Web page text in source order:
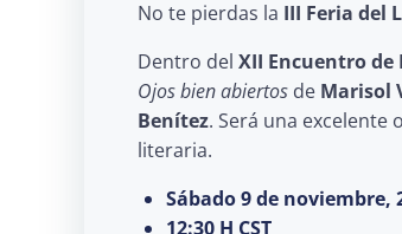
No te pierdas la III Feria del
Dentro del XII Encuentro de
Ojos bien abiertos de Marisol
Benítez. Será una
literaria.
Sábado 9 de noviembre,
12:30 H CST